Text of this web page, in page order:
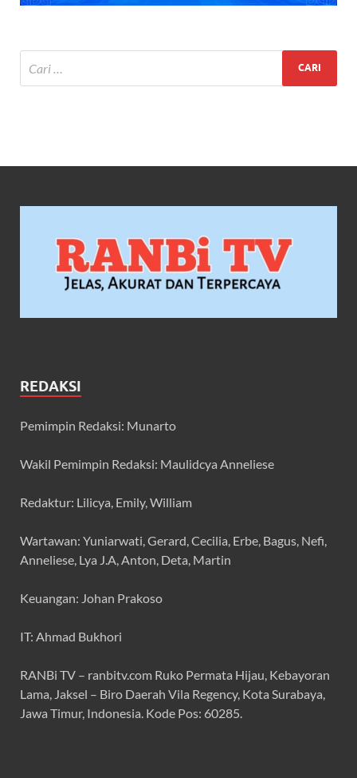
REDAKSI
Pemimpin Redaksi: Munarto
Wakil Pemimpin Redaksi: Maulidcya Anneliese
Redaktur: Lilicya, Emily, William
Wartawan: Yuniarwati, Gerard, Cecilia, Erbe, Bagus, Nefi,
Anneliese, Lya J.A, Anton, Deta, Martin
Keuangan: Johan Prakoso
IT: Ahmad Bukhori
RANBi TV – ranbitv.com Ruko Permata Hijau, Kebayoran
Lama, Jaksel – Biro Daerah Vila Regency, Kota Surabaya,
Jawa Timur, Indonesia. Kode Pos: 60285.